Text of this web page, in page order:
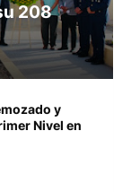
208
y
Nivel en